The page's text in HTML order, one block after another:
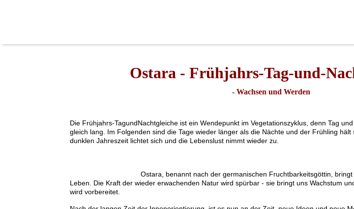
Ostara - Frühjahrs-Tag-und-
- Wachsen und Werden
Die Frühjahrs-TagundNachtgleiche ist ein Wendepunkt im Vegetationszyklus, denn Tag
gleich lang. Im Folgenden sind die Tage wieder länger als die Nächte und der Frühling
dunklen Jahreszeit lichtet sich und die Lebenslust nimmt wieder zu.
Ostara, benannt nach der germanischen Fruchtbarkeitsgöttin,
Leben. Die Kraft der wieder erwachenden Natur wird spürbar - sie bringt uns Wachstum
wird vorbereitet.